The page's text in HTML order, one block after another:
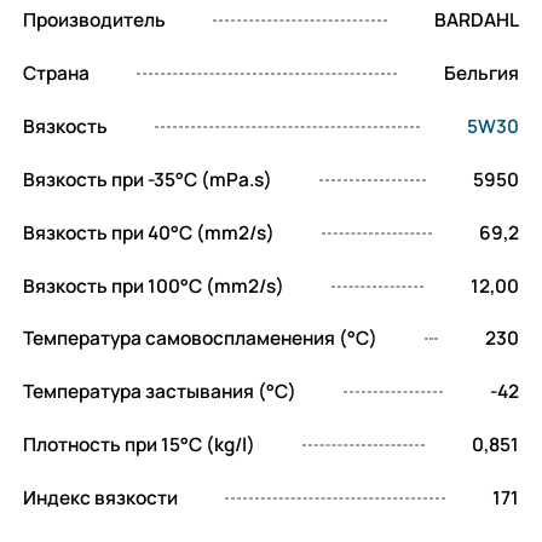
Производитель BARDAHL
Страна Бельгия
Вязкость 5W30
Вязкость при -35°C (mPa.s) 5950
Вязкость при 40°C (mm2/s) 69,2
Вязкость при 100°C (mm2/s) 12,00
Температура самовоспламенения (°C) 230
Температура застывания (°C) -42
Плотность при 15°C (kg/l) 0,851
Индекс вязкости 171